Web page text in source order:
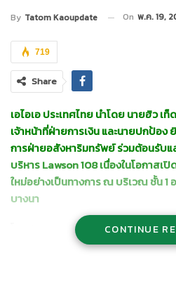
By Tatom Kaoupdate On พ.ค. 19,
719
Share
เอไอเอ ประเทศไทย นำโดย นายฮิว เ
เจ้าหน้าที่ฝ่ายการเงิน และนายปกป้อ
การฝ่ายอสังหาริมทรัพย์ ร่วมต้อนรับ
บริหาร Lawson 108 เนื่องในโอกาสเ
ใหม่อย่างเป็นทางการ ณ บริเวณ ชั้น 1
บางนา
โดย Lawson 108 สาขานี้นำเสนอปร
บนพื้นที่กว่า 205 ตารางเมตร ด้วยสิน
CONTINUE